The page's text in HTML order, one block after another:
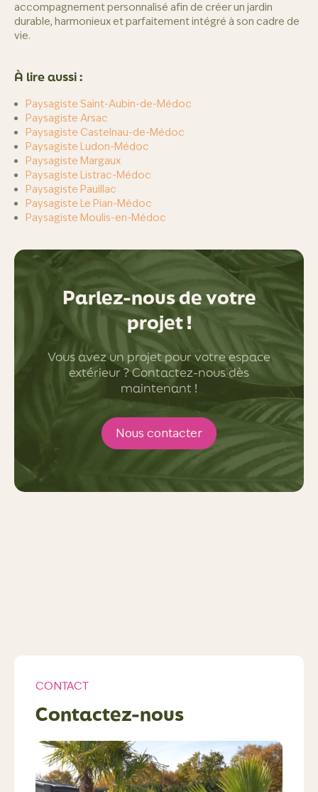
accompagnement personnalisé afin de créer un jardin
durable, harmonieux et parfaitement intégré à son cadre de
vie.
À lire aussi :
Paysagiste Saint-Aubin-de-Médoc
Paysagiste Arsac
Paysagiste Castelnau-de-Médoc
Paysagiste Ludon-Médoc
Paysagiste Margaux
Paysagiste Listrac-Médoc
Paysagiste Pauillac
Paysagiste Le Pian-Médoc
Paysagiste Moulis-en-Médoc
Parlez-nous de votre
projet !
Vous avez un projet pour votre espace
extérieur ? Contactez-nous dès
maintenant !
Nous contacter
CONTACT
Contactez-nous